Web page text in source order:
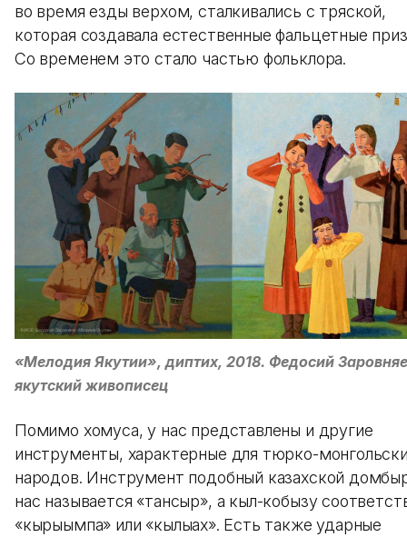
во время езды верхом, сталкивались с тряской,
которая создавала естественные фальцетные
Со временем это стало частью фольклора.
«Мелодия Якутии», диптих, 2018. Федосий
якутский живописец
Помимо хомуса, у нас представлены и другие
инструменты, характерные для тюрко-
народов. Инструмент подобный казахской
нас называется «тансыр», а кыл-кобызу
«кырыымпа» или «кылыһах». Есть также ударные